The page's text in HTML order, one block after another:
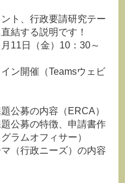
ト、行政要請研究テー
結する説明です！
11日（金）10：30～
ン開催（Teamsウェビ
公募の内容（ERCA）
公募の特徴、申請書作
ラムオフィサー）
（行政ニーズ）の内容